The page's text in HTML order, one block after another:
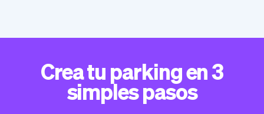
Crea tu parking en 3
simples pasos